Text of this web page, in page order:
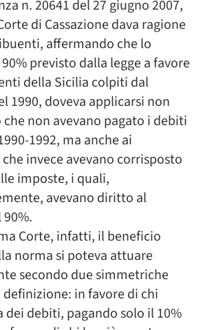
n. 20641 del 27 giugno 2007,
di Cassazione dava ragione
affermando che lo
previsto dalla legge a favore
della Sicilia colpiti dal
1990, doveva applicarsi non
non avevano pagato i debiti
1992, ma anche ai
invece avevano corrisposto
imposte, i quali,
avevano diritto al
Corte, infatti, il beneficio
norma si poteva attuare
secondo due simmetriche
in favore di chi
dei debiti, pagando solo il 10%